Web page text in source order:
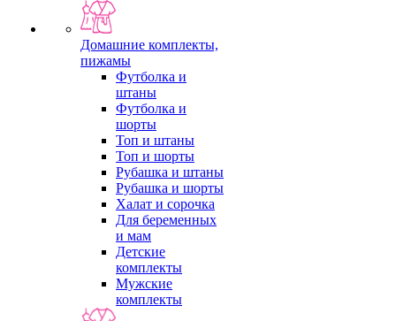
Домашние комплекты,
пижамы
Футболка и
штаны
Футболка и
шорты
Топ и штаны
Топ и шорты
Рубашка и штаны
Рубашка и шорты
Халат и сорочка
Для беременных
и мам
Детские
комплекты
Мужские
комплекты